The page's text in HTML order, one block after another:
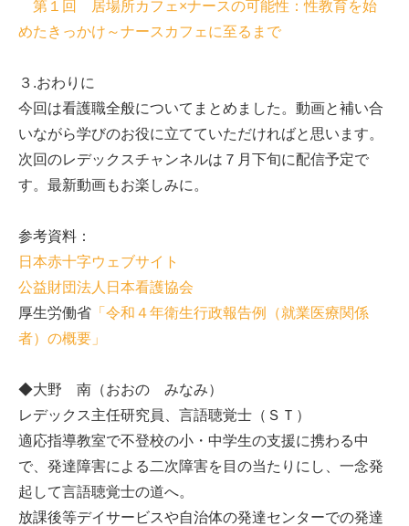
第１回 居場所カフェ×ナースの可能性：性教育を始
めたきっかけ～ナースカフェに至るまで
３.おわりに
今回は看護職全般についてまとめました。動画と補い合
いながら学びのお役に立てていただければと思います。
次回のレデックスチャンネルは７月下旬に配信予定で
す。最新動画もお楽しみに。
参考資料：
日本赤十字ウェブサイト
公益財団法人日本看護協会
厚生労働省 「令和４年衛生行政報告例（就業医療関係
者）の概要」
◆大野 南（おおの みなみ）
レデックス主任研究員、言語聴覚士（ＳＴ）
適応指導教室で不登校の小・中学生の支援に携わる中
で、発達障害による二次障害を目の当たりにし、一念発
起して言語聴覚士の道へ。
放課後等デイサービスや自治体の発達センターでの発達